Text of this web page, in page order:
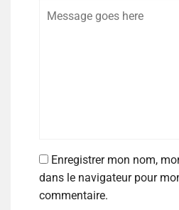
Enregistrer mon nom,
dans le navigateur pour
commentaire.